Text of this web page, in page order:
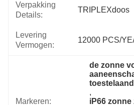
Verpakking
Details:
TRIPLEXdoos
Levering
Vermogen:
12000 PCS/
Markeren:
de zonne
,
iP66 zonne